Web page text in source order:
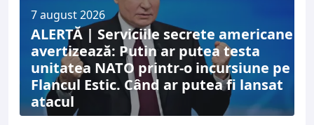
7 august 2026
ALERTĂ | Serviciile secrete americane
avertizează: Putin ar putea testa
unitatea NATO printr-o incursiune pe
Flancul Estic. Când ar putea fi lansat
atacul